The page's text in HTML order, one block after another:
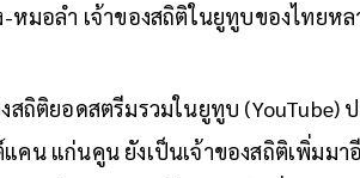
-หมอลำ เจ้าของสถิติในยูทูบของไทยห
สถิติยอดสตรีมรวมในยูทูบ (YouTube)
คน แก่นคูน ยังเป็นเจ้าของสถิติเพิ่มม